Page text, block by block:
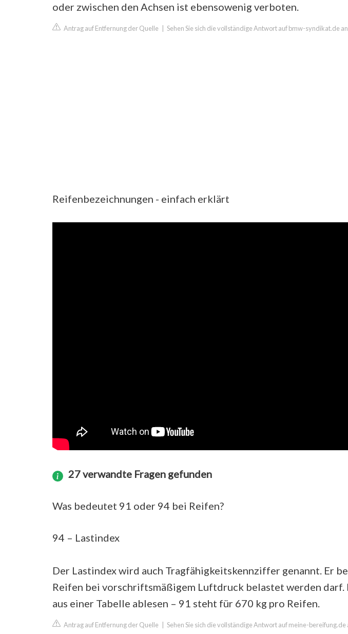
oder zwischen den Achsen ist ebensowenig verboten.
Antrag auf Entfernung der Quelle Sehen Sie sich die vollständige Antwort auf bmw-syndikat.de an
Reifenbezeichnungen - einfach erklärt
27 verwandte Fragen gefunden
Was bedeutet 91 oder 94 bei Reifen?
94 – Lastindex
Der Lastindex wird auch Tragfähigkeitskennziffer genannt. Er
Reifen bei vorschriftsmäßigem Luftdruck belastet werden darf.
aus einer Tabelle ablesen – 91 steht für 670 kg pro Reifen.
Antrag auf Entfernung der Quelle Sehen Sie sich die vollständige Antwort auf meine-bereifung.de